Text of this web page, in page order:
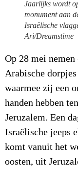
Jaarlijks wordt
monument aan
Israëlische
Ari/Dreamstime
Op 28 mei
Arabische
waarmee zij een
handen hebben
Jeruzalem. Een
Israëlische jeeps
komt vanuit het
oosten, uit